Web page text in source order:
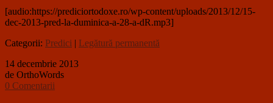
[audio:https://prediciortodoxe.ro/wp-content/uploads/2013/12/15-
dec-2013-pred-la-duminica-a-28-a-dR.mp3]
Categorii: Predici | Legătură permanentă
14 decembrie 2013
de OrthoWords
0 Comentarii